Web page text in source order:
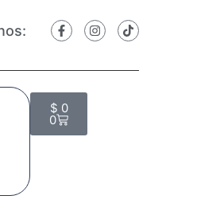
$ 0
0